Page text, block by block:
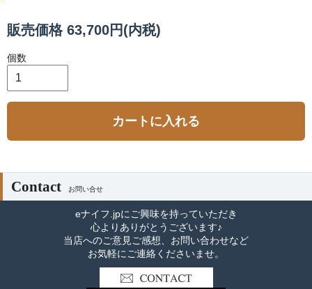
販売価格 63,700円(内税)
個数
カートに入れる
Contact お問い合せ
eナイフ.jpにご興味を持っていただき
心よりありがとうございます♪
当店へのご意見ご感想、お問い合わせなど
お気軽にご連絡くださいませ。